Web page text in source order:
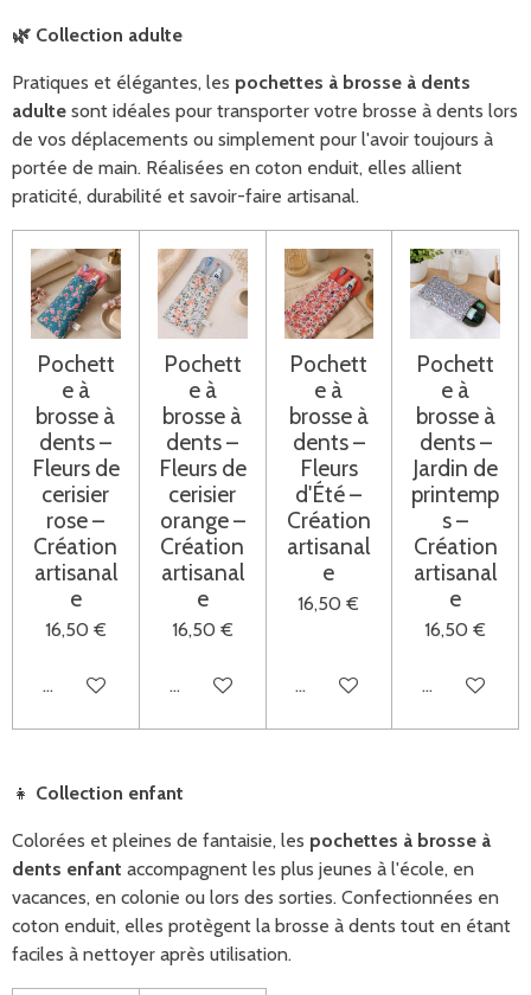
🌿 Collection adulte
Pratiques et élégantes, les pochettes à brosse à dents
adulte sont idéales pour transporter votre brosse à dents lors
de vos déplacements ou simplement pour l'avoir toujours à
portée de main. Réalisées en coton enduit, elles allient
praticité, durabilité et savoir-faire artisanal.
Pochett
e à
brosse à
dents –
Fleurs de
cerisier
rose –
Création
artisanal
e
16,50 €
Ajouter au panier
Pochett
e à
brosse à
dents –
Fleurs de
cerisier
orange –
Création
artisanal
e
16,50 €
Ajouter au panier
Pochett
e à
brosse à
dents –
Fleurs
d'Été –
Création
artisanal
e
16,50 €
Ajouter au panier
Pochett
e à
brosse à
dents –
Jardin de
printemp
s –
Création
artisanal
e
16,50 €
Ajouter au
👧 Collection enfant
Colorées et pleines de fantaisie, les pochettes à brosse à
dents enfant accompagnent les plus jeunes à l'école, en
vacances, en colonie ou lors des sorties. Confectionnées en
coton enduit, elles protègent la brosse à dents tout en étant
faciles à nettoyer après utilisation.